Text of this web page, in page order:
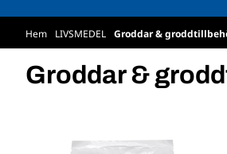
Hem LIVSMEDEL Groddar &
Groddar &